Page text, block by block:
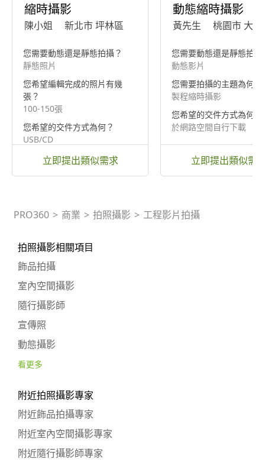
縮時攝影
陳小姐 新北市 坪林區
您需要動態還是靜態拍攝？
靜態照片
您希望編輯完成的照片有幾
張？
100-150張
您希望的交件方式為何？
USB/CD
立即提出類似需求
動態縮時攝影
黃先生 桃園市 大園
您需要動態還是靜態拍攝
動態影片
您需要拍攝的主題為何？
製程縮時攝影
您希望的交件方式為何？
於網路空間自行下載
立即提出類似需
PRO360 > 商業 > 拍照攝影 > 工程影片拍攝
拍照攝影相關項目
飾品拍攝
室內空間攝影
隨行攝影師
宣傳照
動態攝影
看更多
附近拍照攝影專家
附近飾品拍攝專家
附近室內空間攝影專家
附近隨行攝影師專家